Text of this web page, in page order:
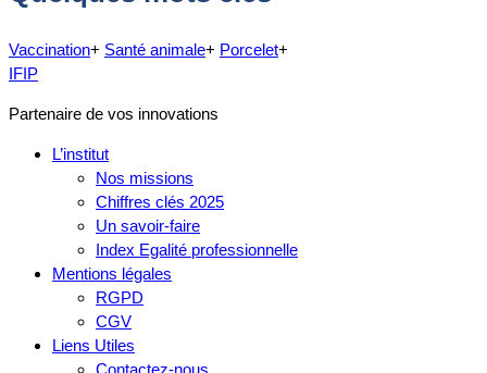
Vaccination+ Santé animale+ Porcelet+
IFIP
Partenaire de vos innovations
L’institut
Nos missions
Chiffres clés 2025
Un savoir-faire
Index Egalité professionnelle
Mentions légales
RGPD
CGV
Liens Utiles
Contactez-nous